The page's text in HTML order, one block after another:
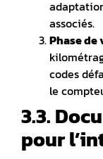
associés.
Phase
codes
le
3.3.
pour